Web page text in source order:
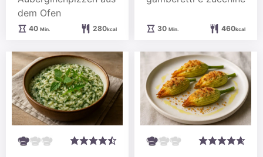
dem Ofen
40Minuten
Min. 280kcal 30Minuten
Min. 460kcal